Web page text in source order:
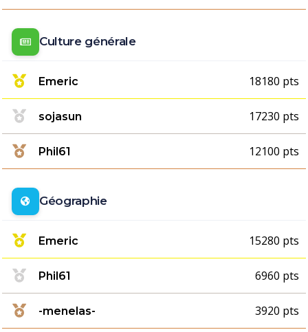
Culture générale
Emeric 18180 pts
sojasun 17230 pts
Phil61 12100 pts
Géographie
Emeric 15280 pts
Phil61 6960 pts
-menelas- 3920 pts